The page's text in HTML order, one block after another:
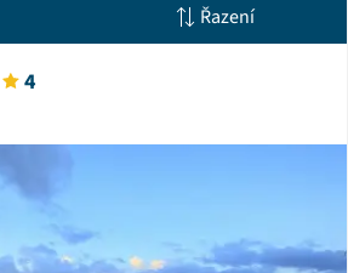
Řazení
4